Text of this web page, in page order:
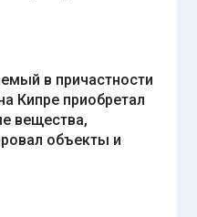
в причастности
Кипре приобретал
вещества,
объекты и